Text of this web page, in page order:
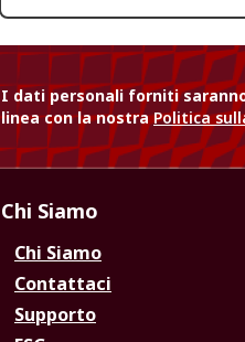
I dati personali forniti
linea con la nostraPolitica
Chi Siamo
Chi Siamo
Contattaci
Supporto